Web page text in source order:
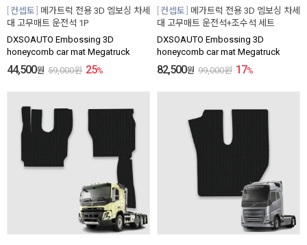
컨셉토
메가트럭 전용 3D 엠보싱 차세
대 고무매트 운전석 1P
DXSOAUTO Embossing 3D
honeycomb car mat Megatruck
44,500원 59,000원 25%
컨셉토
메가트럭 전용 3D 엠보싱 차세
대 고무매트 운전석+조수석 세트
DXSOAUTO Embossing 3D
honeycomb car mat Megatruck
82,500원 99,000원 17%